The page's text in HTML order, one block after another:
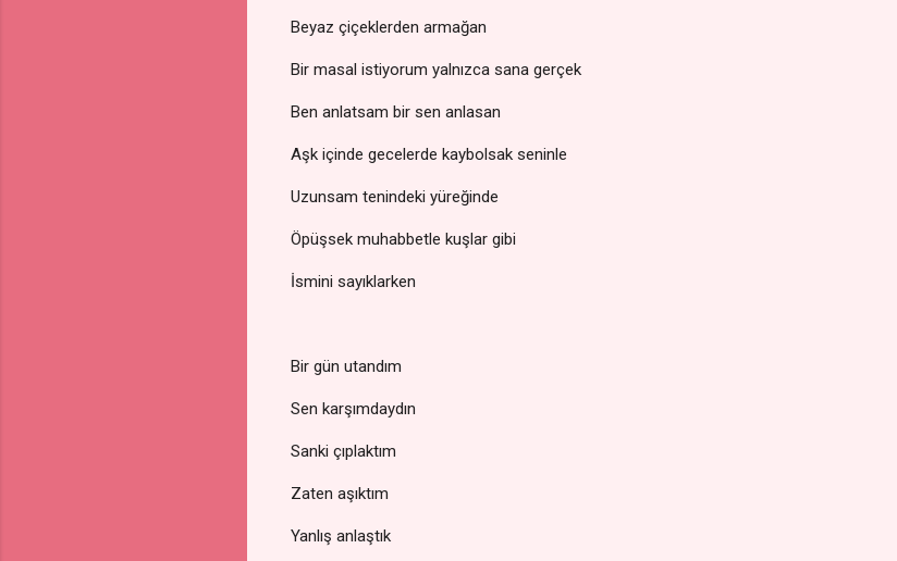
Beyaz çiçeklerden armağan
Bir masal istiyorum yalnızca sana gerçek
Ben anlatsam bir sen anlasan
Aşk içinde gecelerde kaybolsak seninle
Uzunsam tenindeki yüreğinde
Öpüşsek muhabbetle kuşlar gibi
İsmini sayıklarken
Bir gün utandım
Sen karşımdaydın
Sanki çıplaktım
Zaten aşıktım
Yanlış anlaştık